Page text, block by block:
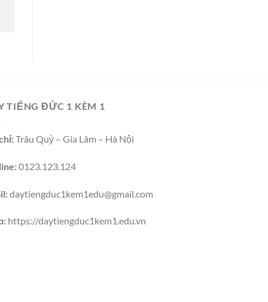
TIẾNG ĐỨC 1 KÈM 1
Trâu Quỳ – Gia Lâm – Hà Nội
0123.123.124
daytiengduc1kem1edu@gmail.com
https://daytiengduc1kem1.edu.vn